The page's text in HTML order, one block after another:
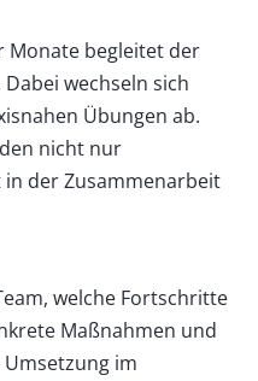
Monate begleitet der
wechseln sich
Übungen ab.
nicht nur
der Zusammenarbeit
welche Fortschritte
Maßnahmen und
im